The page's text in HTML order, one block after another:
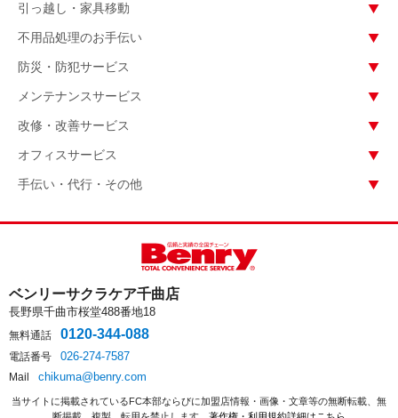
引っ越し・家具移動
不用品処理のお手伝い
防災・防犯サービス
メンテナンスサービス
改修・改善サービス
オフィスサービス
手伝い・代行・その他
ベンリーサクラケア千曲店
長野県千曲市桜堂488番地18
無料通話 0120-344-088
電話番号 026-274-7587
Mail chikuma@benry.com
当サイトに掲載されているFC本部ならびに加盟店情報・画像・文章等の無断転載、無